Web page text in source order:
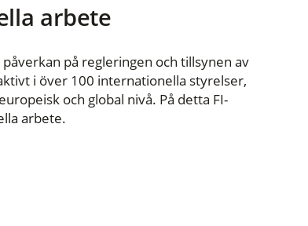
arbete
på regleringen och tillsynen av
i över 100 internationella styrelser,
och global nivå. På detta FI-
arbete.